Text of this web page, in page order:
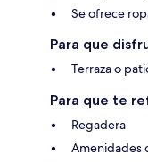
Se ofrece
Para que
Terraza o
Para que te
Regadera
Amenidades